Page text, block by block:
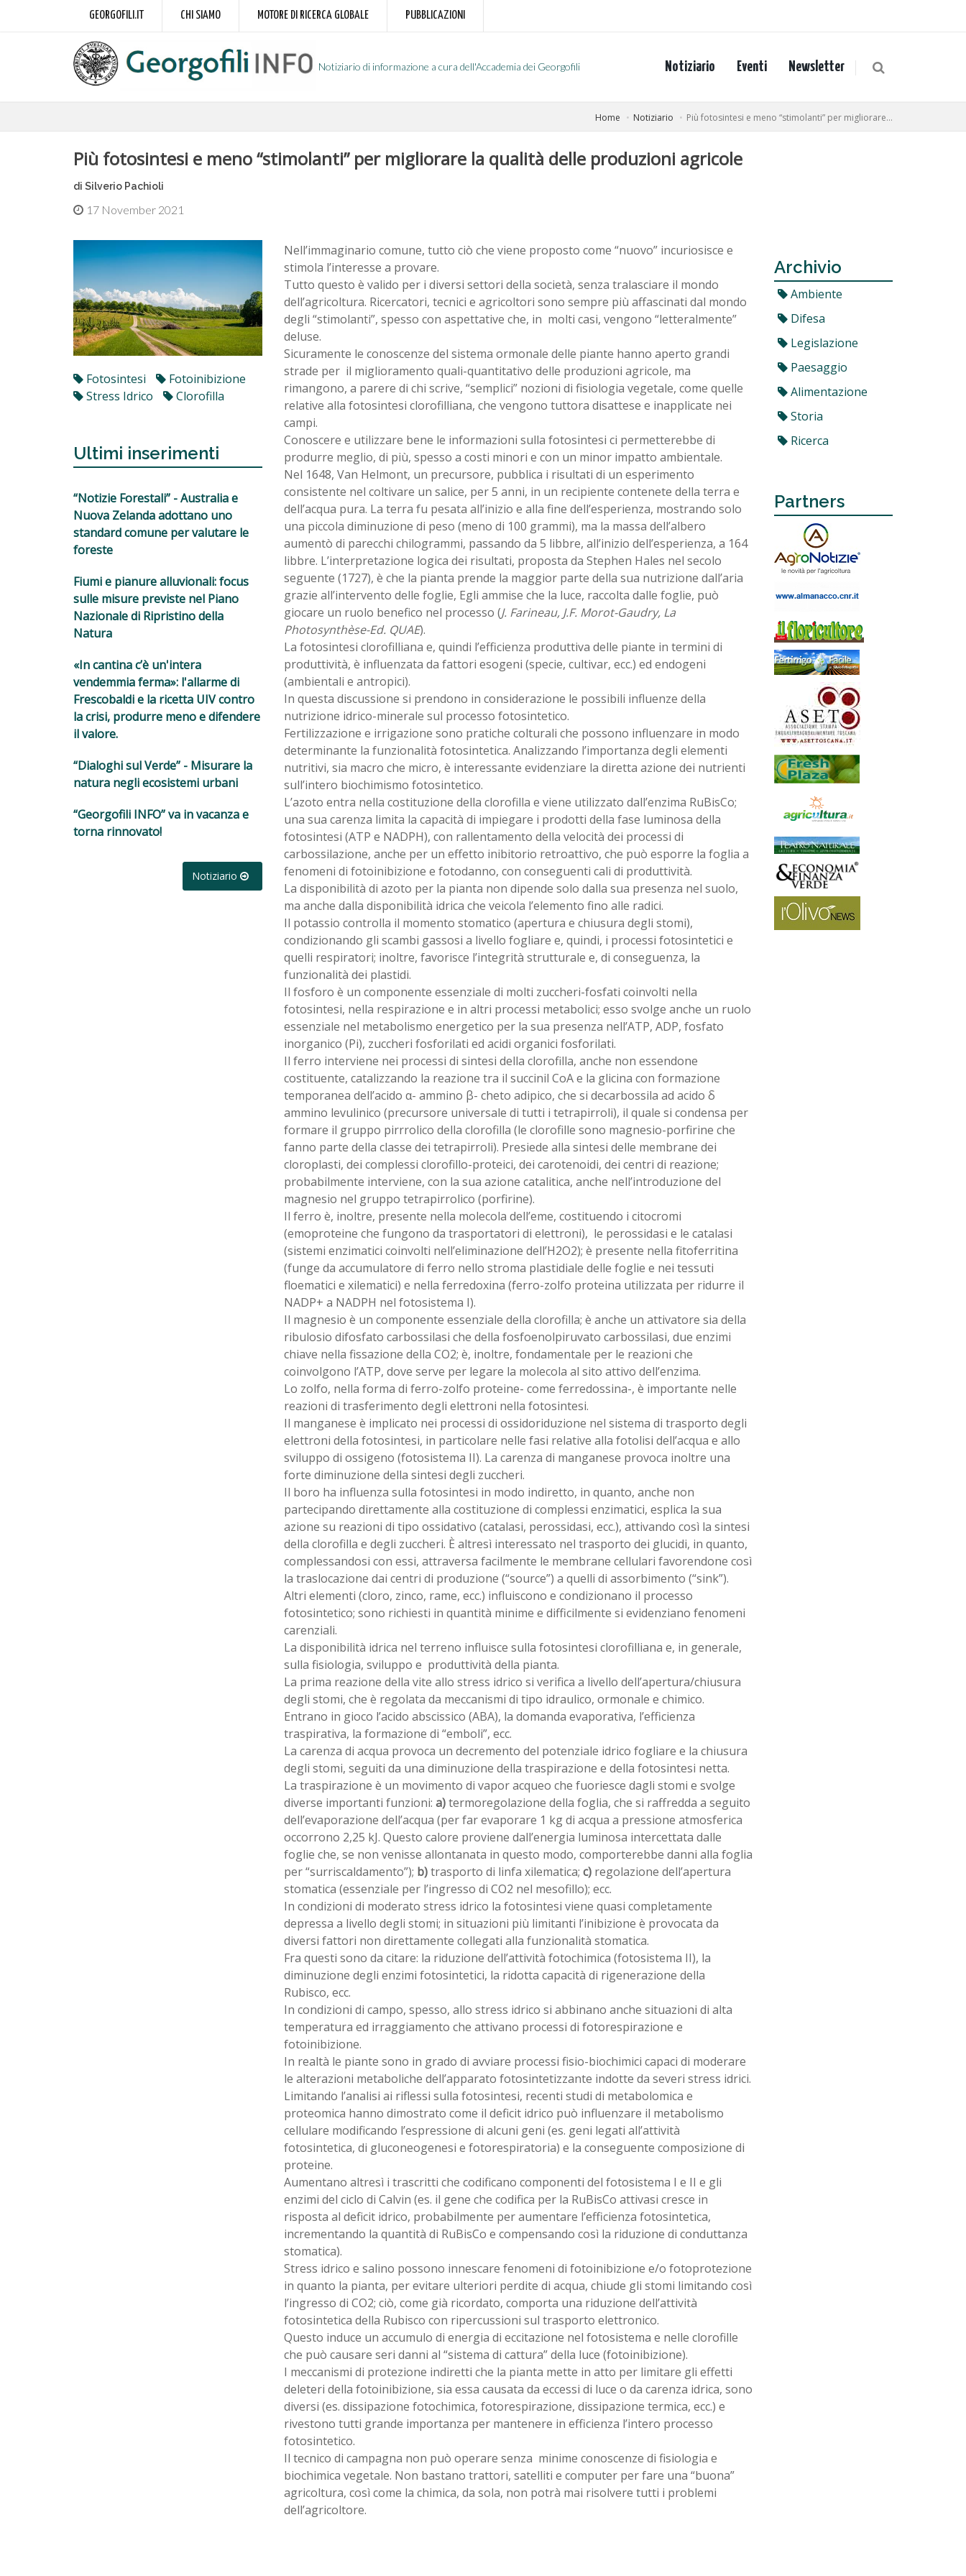
GEORGOFILI.IT CHI SIAMO MOTORE DI RICERCA GLOBALE PUBBLICAZIONI
Notiziario di informazione a cura dell'Accademia dei Georgofili Notiziario Eventi Newsletter
Home Notiziario Più fotosintesi e meno “stimolanti” per migliorare...
Più fotosintesi e meno “stimolanti” per migliorare la qualità delle produzioni agricole
di Silverio Pachioli
17 November 2021
Fotosintesi
Fotoinibizione
Stress Idrico
Clorofilla
Ultimi inserimenti
“Notizie Forestali” - Australia e
Nuova Zelanda adottano uno
standard comune per valutare le
foreste
Fiumi e pianure alluvionali: focus
sulle misure previste nel Piano
Nazionale di Ripristino della
Natura
«In cantina c’è un'intera
vendemmia ferma»: l'allarme di
Frescobaldi e la ricetta UIV contro
la crisi, produrre meno e difendere
il valore.
“Dialoghi sul Verde” - Misurare la
natura negli ecosistemi urbani
“Georgofili INFO” va in vacanza e
torna rinnovato!
Notiziario
Nell’immaginario comune, tutto ciò che viene proposto come “nuovo” incuriosisce e
stimola l’interesse a provare.
Tutto questo è valido per i diversi settori della società, senza tralasciare il mondo
dell’agricoltura. Ricercatori, tecnici e agricoltori sono sempre più affascinati dal mondo
degli “stimolanti”, spesso con aspettative che, in molti casi, vengono “letteralmente”
deluse.
Sicuramente le conoscenze del sistema ormonale delle piante hanno aperto grandi
strade per il miglioramento quali-quantitativo delle produzioni agricole, ma
rimangono, a parere di chi scrive, “semplici” nozioni di fisiologia vegetale, come quelle
relative alla fotosintesi clorofilliana, che vengono tuttora disattese e inapplicate nei
campi.
Conoscere e utilizzare bene le informazioni sulla fotosintesi ci permetterebbe di
produrre meglio, di più, spesso a costi minori e con un minor impatto ambientale.
Nel 1648, Van Helmont, un precursore, pubblica i risultati di un esperimento
consistente nel coltivare un salice, per 5 anni, in un recipiente contenete della terra e
dell’acqua pura. La terra fu pesata all’inizio e alla fine dell’esperienza, mostrando solo
una piccola diminuzione di peso (meno di 100 grammi), ma la massa dell’albero
aumentò di parecchi chilogrammi, passando da 5 libbre, all’inizio dell’esperienza, a 164
libbre. L’interpretazione logica dei risultati, proposta da Stephen Hales nel secolo
seguente (1727), è che la pianta prende la maggior parte della sua nutrizione dall’aria
grazie all’intervento delle foglie, Egli ammise che la luce, raccolta dalle foglie, può
giocare un ruolo benefico nel processo (J. Farineau, J.F. Morot-Gaudry, La
Photosynthèse-Ed. QUAE).
La fotosintesi clorofilliana e, quindi l’efficienza produttiva delle piante in termini di
produttività, è influenzata da fattori esogeni (specie, cultivar, ecc.) ed endogeni
(ambientali e antropici).
In questa discussione si prendono in considerazione le possibili influenze della
nutrizione idrico-minerale sul processo fotosintetico.
Fertilizzazione e irrigazione sono pratiche colturali che possono influenzare in modo
determinante la funzionalità fotosintetica. Analizzando l’importanza degli elementi
nutritivi, sia macro che micro, è interessante evidenziare la diretta azione dei nutrienti
sull’intero biochimismo fotosintetico.
L’azoto entra nella costituzione della clorofilla e viene utilizzato dall’enzima RuBisCo;
una sua carenza limita la capacità di impiegare i prodotti della fase luminosa della
fotosintesi (ATP e NADPH), con rallentamento della velocità dei processi di
carbossilazione, anche per un effetto inibitorio retroattivo, che può esporre la foglia a
fenomeni di fotoinibizione e fotodanno, con conseguenti cali di produttività.
La disponibilità di azoto per la pianta non dipende solo dalla sua presenza nel suolo,
ma anche dalla disponibilità idrica che veicola l’elemento fino alle radici.
Il potassio controlla il momento stomatico (apertura e chiusura degli stomi),
condizionando gli scambi gassosi a livello fogliare e, quindi, i processi fotosintetici e
quelli respiratori; inoltre, favorisce l’integrità strutturale e, di conseguenza, la
funzionalità dei plastidi.
Il fosforo è un componente essenziale di molti zuccheri-fosfati coinvolti nella
fotosintesi, nella respirazione e in altri processi metabolici; esso svolge anche un ruolo
essenziale nel metabolismo energetico per la sua presenza nell’ATP, ADP, fosfato
inorganico (Pi), zuccheri fosforilati ed acidi organici fosforilati.
Il ferro interviene nei processi di sintesi della clorofilla, anche non essendone
costituente, catalizzando la reazione tra il succinil CoA e la glicina con formazione
temporanea dell’acido α- ammino β- cheto adipico, che si decarbossila ad acido δ
ammino levulinico (precursore universale di tutti i tetrapirroli), il quale si condensa per
formare il gruppo pirrrolico della clorofilla (le clorofille sono magnesio-porfirine che
fanno parte della classe dei tetrapirroli). Presiede alla sintesi delle membrane dei
cloroplasti, dei complessi clorofillo-proteici, dei carotenoidi, dei centri di reazione;
probabilmente interviene, con la sua azione catalitica, anche nell’introduzione del
magnesio nel gruppo tetrapirrolico (porfirine).
Il ferro è, inoltre, presente nella molecola dell’eme, costituendo i citocromi
(emoproteine che fungono da trasportatori di elettroni), le perossidasi e le catalasi
(sistemi enzimatici coinvolti nell’eliminazione dell’H2O2); è presente nella fitoferritina
(funge da accumulatore di ferro nello stroma plastidiale delle foglie e nei tessuti
floematici e xilematici) e nella ferredoxina (ferro-zolfo proteina utilizzata per ridurre il
NADP+ a NADPH nel fotosistema I).
Il magnesio è un componente essenziale della clorofilla; è anche un attivatore sia della
ribulosio difosfato carbossilasi che della fosfoenolpiruvato carbossilasi, due enzimi
chiave nella fissazione della CO2; è, inoltre, fondamentale per le reazioni che
coinvolgono l’ATP, dove serve per legare la molecola al sito attivo dell’enzima.
Lo zolfo, nella forma di ferro-zolfo proteine- come ferredossina-, è importante nelle
reazioni di trasferimento degli elettroni nella fotosintesi.
Il manganese è implicato nei processi di ossidoriduzione nel sistema di trasporto degli
elettroni della fotosintesi, in particolare nelle fasi relative alla fotolisi dell’acqua e allo
sviluppo di ossigeno (fotosistema II). La carenza di manganese provoca inoltre una
forte diminuzione della sintesi degli zuccheri.
Il boro ha influenza sulla fotosintesi in modo indiretto, in quanto, anche non
partecipando direttamente alla costituzione di complessi enzimatici, esplica la sua
azione su reazioni di tipo ossidativo (catalasi, perossidasi, ecc.), attivando così la sintesi
della clorofilla e degli zuccheri. È altresì interessato nel trasporto dei glucidi, in quanto,
complessandosi con essi, attraversa facilmente le membrane cellulari favorendone così
la traslocazione dai centri di produzione (“source”) a quelli di assorbimento (“sink”).
Altri elementi (cloro, zinco, rame, ecc.) influiscono e condizionano il processo
fotosintetico; sono richiesti in quantità minime e difficilmente si evidenziano fenomeni
carenziali.
La disponibilità idrica nel terreno influisce sulla fotosintesi clorofilliana e, in generale,
sulla fisiologia, sviluppo e produttività della pianta.
La prima reazione della vite allo stress idrico si verifica a livello dell’apertura/chiusura
degli stomi, che è regolata da meccanismi di tipo idraulico, ormonale e chimico.
Entrano in gioco l’acido abscissico (ABA), la domanda evaporativa, l’efficienza
traspirativa, la formazione di “emboli”, ecc.
La carenza di acqua provoca un decremento del potenziale idrico fogliare e la chiusura
degli stomi, seguiti da una diminuzione della traspirazione e della fotosintesi netta.
La traspirazione è un movimento di vapor acqueo che fuoriesce dagli stomi e svolge
diverse importanti funzioni: a)termoregolazione della foglia, che si raffredda a seguito
dell’evaporazione dell’acqua (per far evaporare 1 kg di acqua a pressione atmosferica
occorrono 2,25 kJ. Questo calore proviene dall’energia luminosa intercettata dalle
foglie che, se non venisse allontanata in questo modo, comporterebbe danni alla foglia
per “surriscaldamento”); b)trasporto di linfa xilematica; c) regolazione dell’apertura
stomatica (essenziale per l’ingresso di CO2 nel mesofillo); ecc.
In condizioni di moderato stress idrico la fotosintesi viene quasi completamente
depressa a livello degli stomi; in situazioni più limitanti l’inibizione è provocata da
diversi fattori non direttamente collegati alla funzionalità stomatica.
Fra questi sono da citare: la riduzione dell’attività fotochimica (fotosistema II), la
diminuzione degli enzimi fotosintetici, la ridotta capacità di rigenerazione della
Rubisco, ecc.
In condizioni di campo, spesso, allo stress idrico si abbinano anche situazioni di alta
temperatura ed irraggiamento che attivano processi di fotorespirazione e
fotoinibizione.
In realtà le piante sono in grado di avviare processi fisio-biochimici capaci di moderare
le alterazioni metaboliche dell’apparato fotosintetizzante indotte da severi stress idrici.
Limitando l’analisi ai riflessi sulla fotosintesi, recenti studi di metabolomica e
proteomica hanno dimostrato come il deficit idrico può influenzare il metabolismo
cellulare modificando l’espressione di alcuni geni (es. geni legati all’attività
fotosintetica, di gluconeogenesi e fotorespiratoria) e la conseguente composizione di
proteine.
Aumentano altresì i trascritti che codificano componenti del fotosistema I e II e gli
enzimi del ciclo di Calvin (es. il gene che codifica per la RuBisCo attivasi cresce in
risposta al deficit idrico, probabilmente per aumentare l’efficienza fotosintetica,
incrementando la quantità di RuBisCo e compensando così la riduzione di conduttanza
stomatica).
Stress idrico e salino possono innescare fenomeni di fotoinibizione e/o fotoprotezione
in quanto la pianta, per evitare ulteriori perdite di acqua, chiude gli stomi limitando così
l’ingresso di CO2; ciò, come già ricordato, comporta una riduzione dell’attività
fotosintetica della Rubisco con ripercussioni sul trasporto elettronico.
Questo induce un accumulo di energia di eccitazione nel fotosistema e nelle clorofille
che può causare seri danni al “sistema di cattura” della luce (fotoinibizione).
I meccanismi di protezione indiretti che la pianta mette in atto per limitare gli effetti
deleteri della fotoinibizione, sia essa causata da eccessi di luce o da carenza idrica, sono
diversi (es. dissipazione fotochimica, fotorespirazione, dissipazione termica, ecc.) e
rivestono tutti grande importanza per mantenere in efficienza l’intero processo
fotosintetico.
Il tecnico di campagna non può operare senza minime conoscenze di fisiologia e
biochimica vegetale. Non bastano trattori, satelliti e computer per fare una “buona”
agricoltura, così come la chimica, da sola, non potrà mai risolvere tutti i problemi
dell’agricoltore.
Archivio
Ambiente
Difesa
Legislazione
Paesaggio
Alimentazione
Storia
Ricerca
Partners